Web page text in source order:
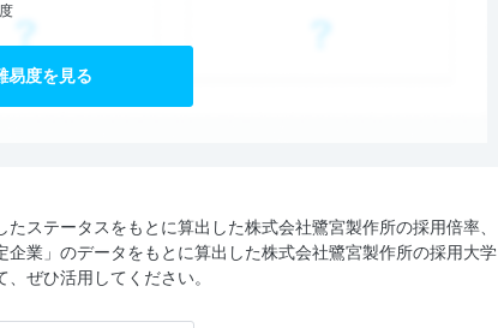
易度を見る
ステータスをもとに算出した株式会社鷺宮製作所の採用倍率、
業」のデータをもとに算出した株式会社鷺宮製作所の採用大学
ぜひ活用してください。